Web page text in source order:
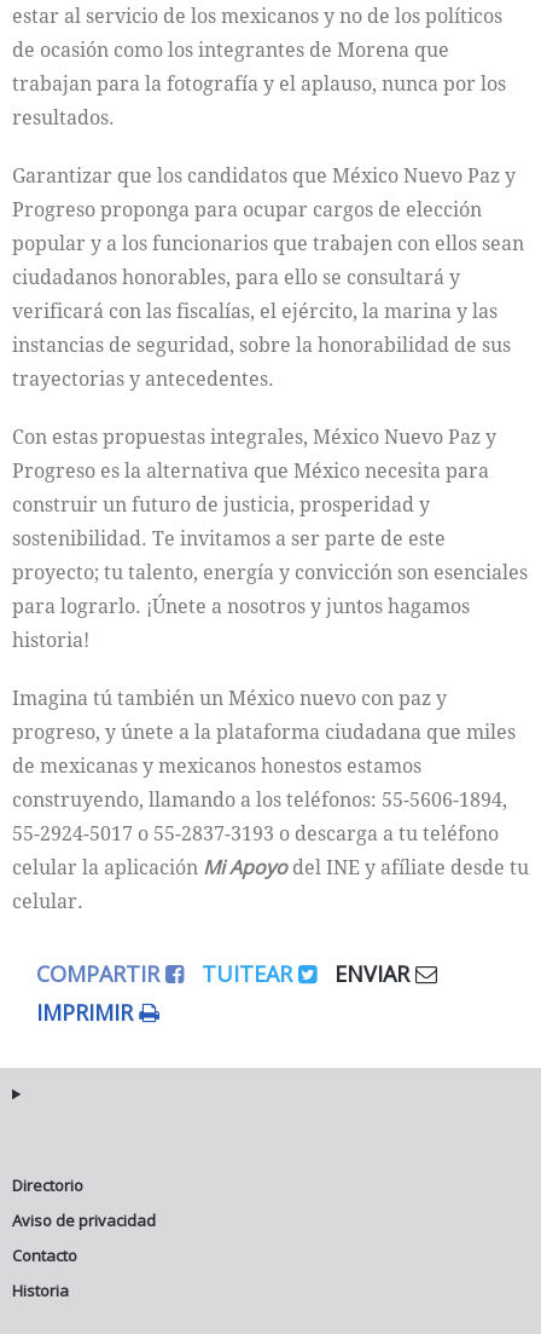
estar al servicio de los mexicanos y no de los políticos
de ocasión como los integrantes de Morena que
trabajan para la fotografía y el aplauso, nunca por los
resultados.
Garantizar que los candidatos que México Nuevo Paz y
Progreso proponga para ocupar cargos de elección
popular y a los funcionarios que trabajen con ellos sean
ciudadanos honorables, para ello se consultará y
verificará con las fiscalías, el ejército, la marina y las
instancias de seguridad, sobre la honorabilidad de sus
trayectorias y antecedentes.
Con estas propuestas integrales, México Nuevo Paz y
Progreso es la alternativa que México necesita para
construir un futuro de justicia, prosperidad y
sostenibilidad. Te invitamos a ser parte de este
proyecto; tu talento, energía y convicción son esenciales
para lograrlo. ¡Únete a nosotros y juntos hagamos
historia!
Imagina tú también un México nuevo con paz y
progreso, y únete a la plataforma ciudadana que miles
de mexicanas y mexicanos honestos estamos
construyendo, llamando a los teléfonos: 55-5606-1894,
55-2924-5017 o 55-2837-3193 o descarga a tu teléfono
celular la aplicación Mi Apoyodel INE y afíliate desde tu
celular.
COMPARTIR TUITEAR
ENVIAR
IMPRIMIR
Directorio
Aviso de privacidad
Contacto
Historia